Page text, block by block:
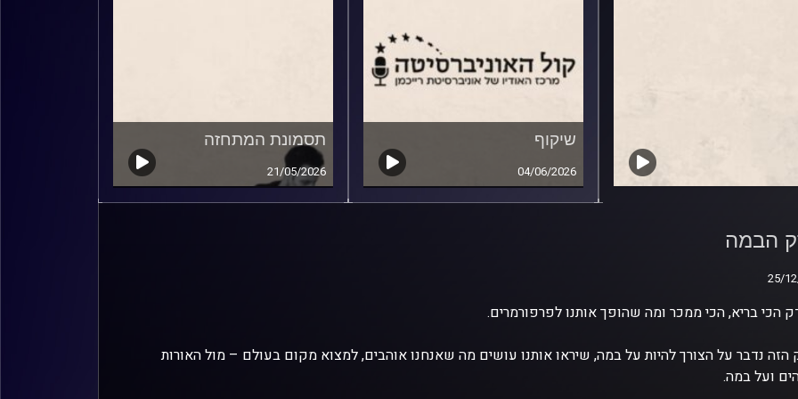
25/
שיקוף
04/06/2026
תסמונת המתחזה
21/05/2026
הבמה
25/
הכי בריא, הכי ממכר ומה שהופך אותנו לפרפורמרים.
הזה נדבר על הצורך להיות על במה, שיראו אותנו עושים מה שאנחנו אוהבים, למצוא מקום בעולם – מול האורות
ועל במה.